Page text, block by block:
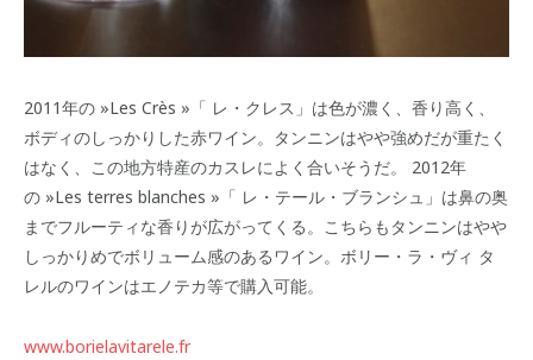
2011年の »Les Crès »「 レ・クレス」は色が濃く、香り高く、
ボディのしっかりした赤ワイン。タンニンはやや強めだが重たく
はなく、この地方特産のカスレによく合いそうだ。 2012年
の »Les terres blanches »「 レ・テール・ブランシュ」は鼻の奥
までフルーティな香りが広がってくる。こちらもタンニンはやや
しっかりめでボリューム感のあるワイン。ボリー・ラ・ヴィ タ
レルのワインはエノテカ等で購入可能。
www.borielavitarele.fr